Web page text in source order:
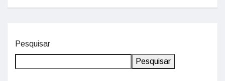
Pesquisar
Pesquisar